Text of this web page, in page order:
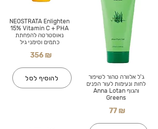
NEOSTRATA Enlighten
15% Vitamin C + PHA
נאוסטרטה להפחתת
כתמים וסימני גיל
356 ₪
להוסיף לסל
ג'ל אלוורה טהור לשיפור
לחות ונעימות לעור הפנים
והגוף Anna Lotan
Greens
77 ₪